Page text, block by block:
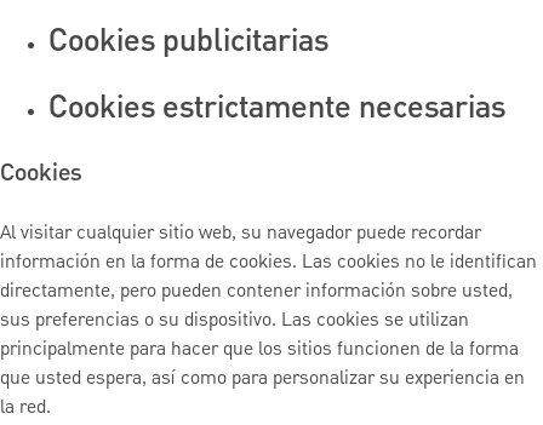
Cookies publicitarias
Cookies estrictamente necesarias
Cookies
Al visitar cualquier sitio web, su navegador puede recordar
información en la forma de cookies. Las cookies no le identifican
directamente, pero pueden contener información sobre usted,
sus preferencias o su dispositivo. Las cookies se utilizan
principalmente para hacer que los sitios funcionen de la forma
que usted espera, así como para personalizar su experiencia en
la red.